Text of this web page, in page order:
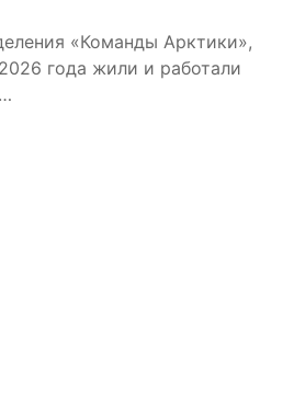
«Команды Арктики»,
года жили и работали